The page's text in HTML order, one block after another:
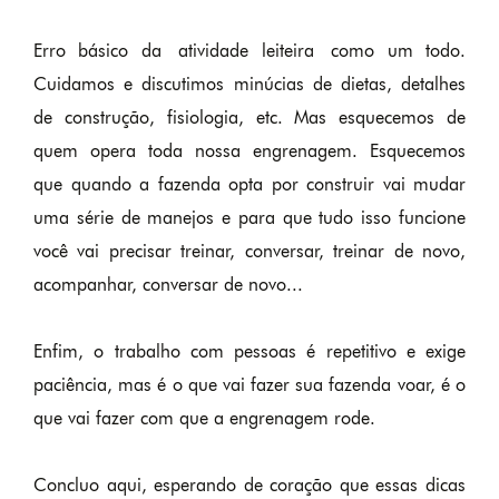
Erro básico da atividade leiteira como um todo.
Cuidamos e discutimos minúcias de dietas, detalhes
de construção, fisiologia, etc. Mas esquecemos de
quem opera toda nossa engrenagem. Esquecemos
que quando a fazenda opta por construir vai mudar
uma série de manejos e para que tudo isso funcione
você vai precisar treinar, conversar, treinar de novo,
acompanhar, conversar de novo...
Enfim, o trabalho com pessoas é repetitivo e exige
paciência, mas é o que vai fazer sua fazenda voar, é o
que vai fazer com que a engrenagem rode.
Concluo aqui, esperando de coração que essas dicas